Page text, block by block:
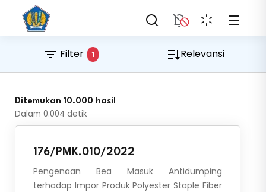
Filter 1 Relevansi
Ditemukan 10.000 hasil
Dalam 0.004 detik
176/PMK.010/2022
Pengenaan Bea Masuk Antidumping
terhadap Impor Produk Polyester Staple Fiber